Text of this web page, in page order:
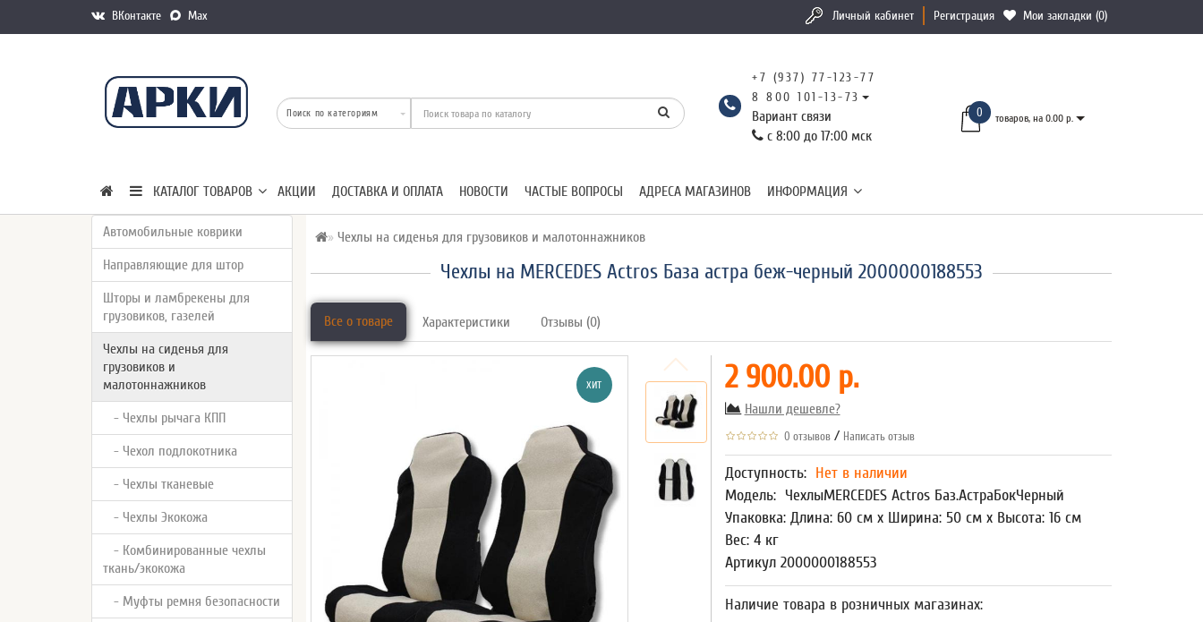
ВКонтакте Max Личный кабинет Регистрация Мои закладки (0)
+7 (937) 77-123-77
8 800 101-13-73
Вариант связи
с 8:00 до 17:00 мск
0 товаров, на 0.00 р.
КАТАЛОГ ТОВАРОВ АКЦИИ ДОСТАВКА И ОПЛАТА НОВОСТИ ЧАСТЫЕ ВОПРОСЫ АДРЕСА МАГАЗИНОВ ИНФОРМАЦИЯ
Автомобильные коврики
Направляющие для штор
Шторы и ламбрекены для
грузовиков, газелей
Чехлы на сиденья для
грузовиков и
малотоннажников
- Чехлы рычага КПП
- Чехол подлокотника
- Чехлы тканевые
- Чехлы Экокожа
- Комбинированные чехлы
ткань/экокожа
- Муфты ремня безопасности
Чехлы на сиденья для грузовиков и малотоннажников
Чехлы на MERCEDES Actros База астра беж-черный 2000000188553
Все о товаре Характеристики Отзывы (0)
ХИТ 2 900.00 р.
Нашли дешевле?
0 отзывов / Написать отзыв
Доступность: Нет в наличии
Модель: ЧехлыMERCEDES Actros Баз.АстраБокЧерный
Упаковка: Длина: 60 см x Ширина: 50 см x Высота: 16 см
Вес: 4 кг
Артикул 2000000188553
Наличие товара в розничных магазинах: